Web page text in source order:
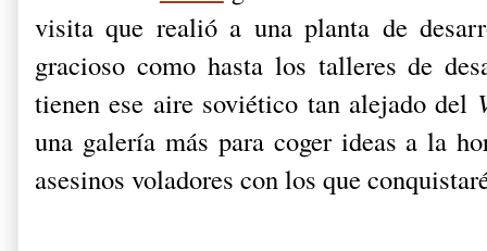
visita que realió a una planta de
gracioso como hasta los talleres de
tienen ese aire soviético tan alejado del
una galería más para coger ideas a la
asesinos voladores con los que